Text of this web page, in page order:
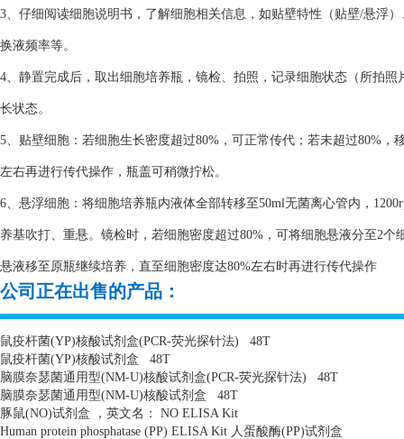
3、仔细阅读细胞说明书，了解细胞相关信息，如贴壁特性（贴壁/悬浮
换液频率等。
4、静置完成后，取出细胞培养瓶，镜检、拍照，记录细胞状态（所拍
长状态。
5、贴壁细胞：若细胞生长密度超过80%，可正常传代；若未超过80%
左右再进行传代操作，瓶盖可稍微拧松。
6、悬浮细胞：将细胞培养瓶内液体全部转移至50ml无菌离心管内，
养基吹打、重悬。镜检时，若细胞密度超过80%，可将细胞悬液分至2
悬液移至原瓶继续培养，直至细胞密度达80%左右时再进行传代操作
公司正在出售的产品：
鼠疫杆菌(YP)核酸试剂盒(PCR-荧光探针法)
48T
鼠疫杆菌(YP)核酸试剂盒
48T
脑膜奈瑟菌通用型(NM-U)核酸试剂盒(PCR-荧光探针法)
48T
脑膜奈瑟菌通用型(NM-U)核酸试剂盒
48T
豚鼠(NO)试剂盒 ，英文名：
NO ELISA Kit
Human protein phosphatase (PP) ELISA Kit 人蛋酸酶(PP)试剂盒